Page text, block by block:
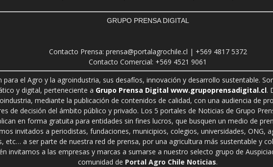
GRUPO PRENSA DIGITAL
Contacto Prensa: prensa@portalagrochile.cl | +569 4817 5372
Contacto Comercial: +569 4521 9061
para el Agro y la agroindustria, sus desafíos, innovación y desarrollo sustentable.
y digital, perteneciente a Grupo Prensa Digital www.grupoprensadigital.cl.
mediante la publicación de contenidos de calidad, con una audiencia de
de decisión del ámbito público y privado. Los 5 portales de Noticias de Grupo
en forma gratuita para entidades sin fines lucros, que busquen un medio de
invitados a periodistas, fundaciones, municipios, colegios, universidades, ONG,
etc… a ser parte de nuestra red de prensa, por una agricultura más sustentable y
invitamos a las empresas y marcas a sumarse a nuestro selecto grupo de
comunidad de Portal Agro Chile Noticias.